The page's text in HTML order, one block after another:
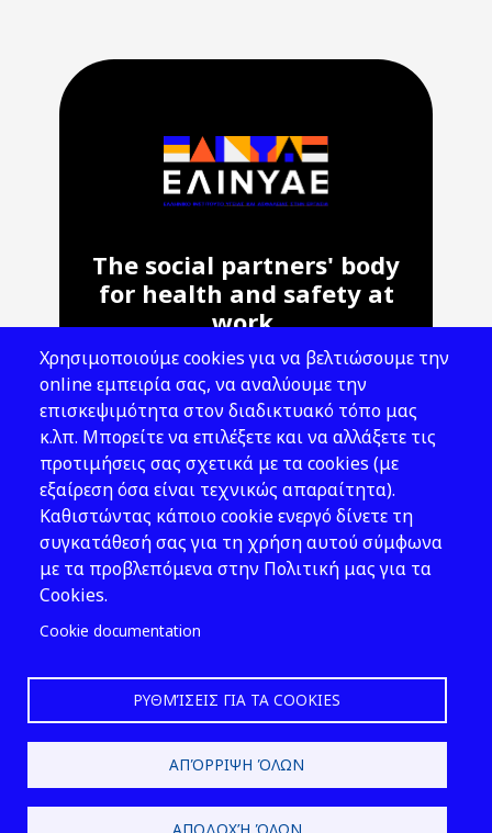
The social partners' body
for health and safety at
work.
Address: 143 Liosion & 6 Thirsiou, 104
45, Athens
T: 210 82 00 100
e: info@elinyae.gr
Follow Us
Χρησιμοποιούμε cookies για να βελτιώσουμε την
online εμπειρία σας, να αναλύουμε την
επισκεψιμότητα στον διαδικτυακό τόπο μας
κ.λπ. Μπορείτε να επιλέξετε και να αλλάξετε τις
προτιμήσεις σας σχετικά με τα cookies (με
εξαίρεση όσα είναι τεχνικώς απαραίτητα).
Καθιστώντας κάποιο cookie ενεργό δίνετε τη
συγκατάθεσή σας για τη χρήση αυτού σύμφωνα
με τα προβλεπόμενα στην Πολιτική μας για τα
Cookies.
Cookie documentation
ΡΥΘΜΊΣΕΙΣ ΓΙΑ ΤΑ COOKIES
ΑΠΌΡΡΙΨΗ ΌΛΩΝ
ΑΠΟΔΟΧΉ ΌΛΩΝ
2026 © EL.IN.Y.A.E.
Design & Development by